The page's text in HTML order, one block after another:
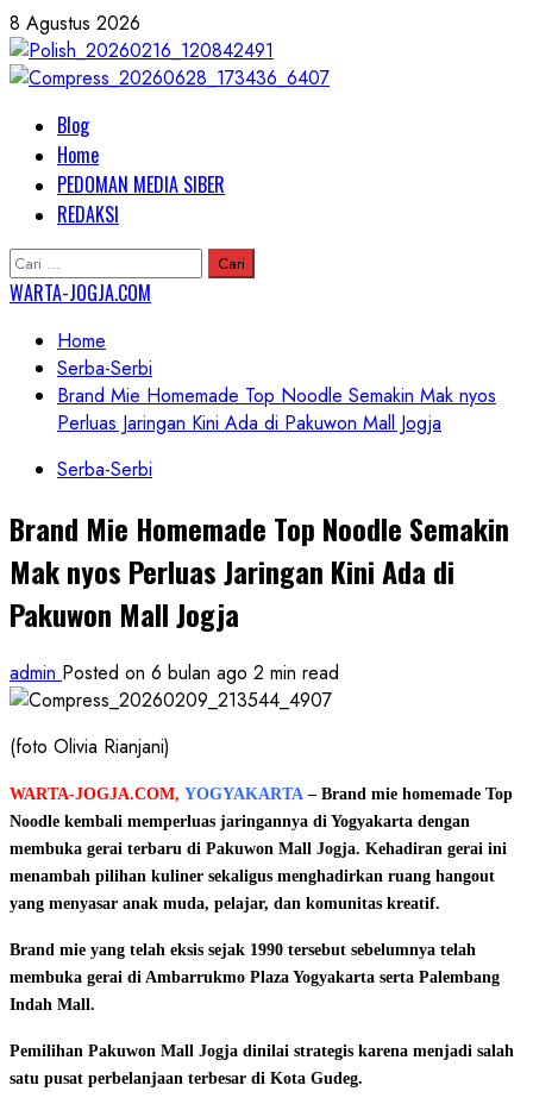
Skip
to
content
8 Agustus 2026
Primary
Menu
Blog
Home
PEDOMAN MEDIA SIBER
REDAKSI
Cari
untuk:
WARTA-JOGJA.COM
Home
Serba-Serbi
Brand Mie Homemade Top Noodle Semakin Mak nyos
Perluas Jaringan Kini Ada di Pakuwon Mall Jogja
Serba-Serbi
Brand Mie Homemade Top Noodle Semakin
Mak nyos Perluas Jaringan Kini Ada di
Pakuwon Mall Jogja
admin Posted on 6 bulan ago 2 min read
(foto Olivia Rianjani)
WARTA-JOGJA.COM, YOGYAKARTA – Brand mie homemade Top
Noodle kembali memperluas jaringannya di Yogyakarta dengan
membuka gerai terbaru di Pakuwon Mall Jogja. Kehadiran gerai ini
menambah pilihan kuliner sekaligus menghadirkan ruang hangout
yang menyasar anak muda, pelajar, dan komunitas kreatif.
Brand mie yang telah eksis sejak 1990 tersebut sebelumnya telah
membuka gerai di Ambarrukmo Plaza Yogyakarta serta Palembang
Indah Mall.
Pemilihan Pakuwon Mall Jogja dinilai strategis karena menjadi salah
satu pusat perbelanjaan terbesar di Kota Gudeg.